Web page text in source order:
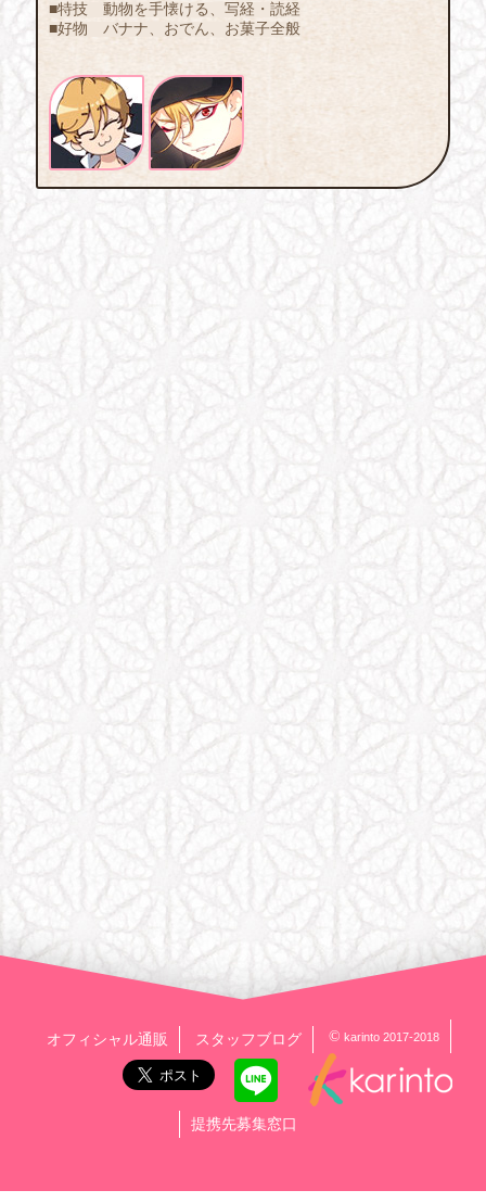
■特技 動物を手懐ける、写経・読経
■好物 バナナ、おでん、お菓子全般
オフィシャル通販 スタッフブログ © karinto 2017-2018
提携先募集窓口